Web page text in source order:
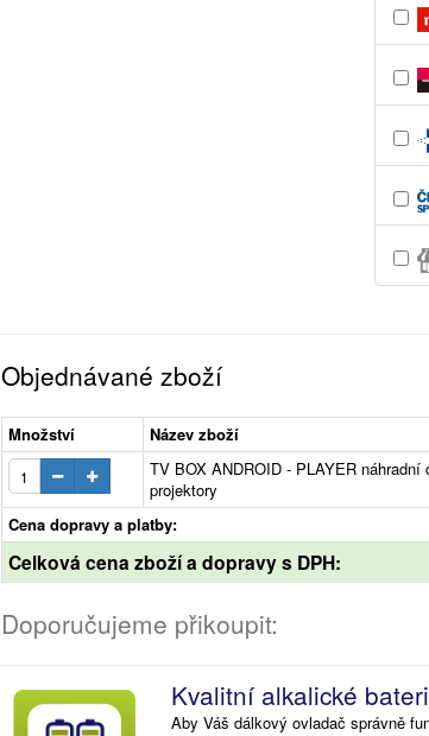
Objednávané zboží
Množství Název zboží
TV BOX ANDROID - PLAYER náhradní
projektory
Cena dopravy a platby:
Celková cena zboží a dopravy s DPH:
Doporučujeme přikoupit:
Kvalitní alkalické
Aby Váš dálkový ovladač správně